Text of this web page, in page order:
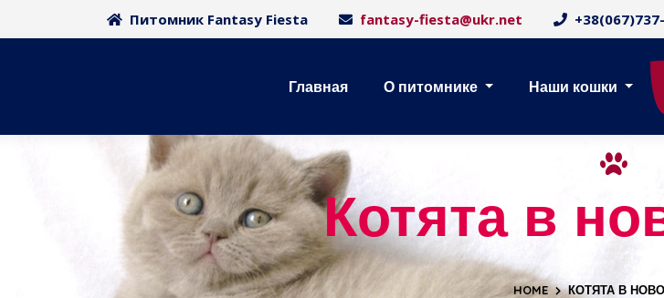
Питомник Fantasy Fiesta fantasy-fiesta@ukr.net
Главная О питомнике Наши кошки
Котята в
HOME КОТЯТА В